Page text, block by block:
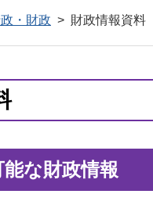
・財政 > 財政情報資料
な財政情報